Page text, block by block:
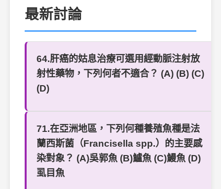
最新討論
64.肝癌的姑息治療可選用經動脈注射放
射性藥物，下列何者不適合？ (A) (B) (C)
(D)
71.在亞洲地區，下列何種養殖魚種是法
蘭西斯菌（Francisella spp.）的主要感
染對象？ (A)吳郭魚 (B)鱸魚 (C)鰻魚 (D)
虱目魚